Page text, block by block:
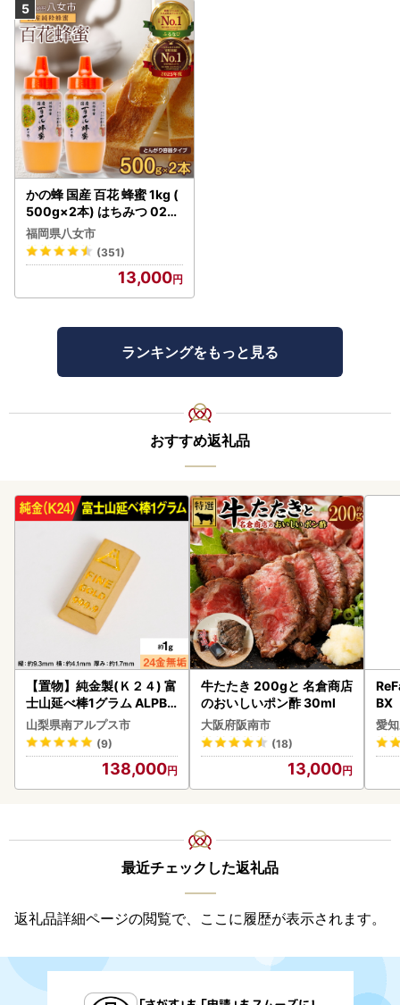
かの蜂 国産 百花 蜂蜜 1kg (
500g×2本) はちみつ 024-
019
福岡県八女市
(351)
13,000
ランキングをもっと見る
おすすめ返礼品
【置物】純金製(Ｋ２４) 富
士山延べ棒1グラム ALPBK
180
山梨県南アルプス市
(9)
138,000
牛たたき 200gと 名倉商店
のおいしいポン酢 30ml
大阪府阪南市
(18)
13,000
BX
ー
ファ
愛
最近チェックした返礼品
返礼品詳細ページの閲覧で、ここに履歴が表示されます。